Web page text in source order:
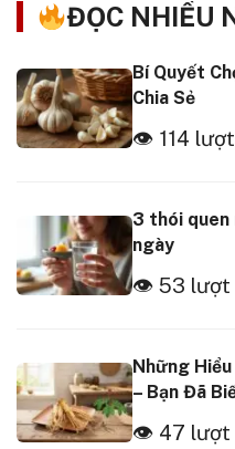
ĐỌC NHIỀU
Bí Quyết
Chia Sẻ
👁 114
3 thói quen
ngày
👁 53 lượt
Những
– Bạn Đã
👁 47 lượt